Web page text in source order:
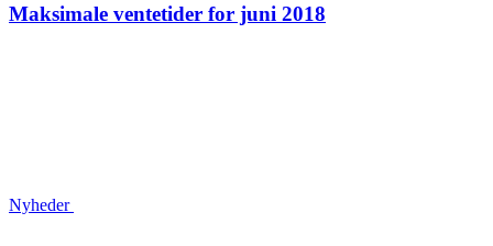
Maksimale ventetider for juni 2018
Nyheder